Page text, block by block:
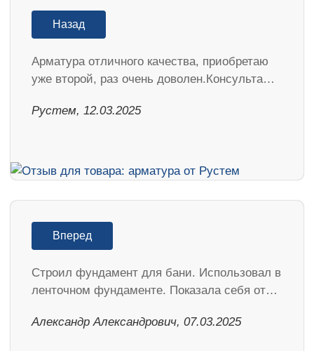
Назад
Арматура отличного качества, приобретаю
уже второй, раз очень доволен.Консульта…
Рустем, 12.03.2025
Вперед
Строил фундамент для бани. Использовал в
ленточном фундаменте. Показала себя от…
Александр Александрович, 07.03.2025